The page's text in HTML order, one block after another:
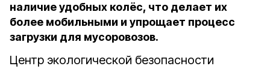
наличие удобных колёс, что делает их
более мобильными и упрощает процесс
загрузки для мусоровозов.
Центр экологической безопасности